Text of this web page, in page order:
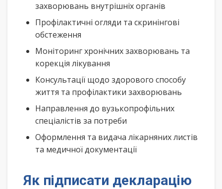
захворювань внутрішніх органів
Профілактичні огляди та скринінгові
обстеження
Моніторинг хронічних захворювань та
корекція лікування
Консультації щодо здорового способу
життя та профілактики захворювань
Направлення до вузькопрофільних
спеціалістів за потреби
Оформлення та видача лікарняних листів
та медичної документації
Як підписати декларацію